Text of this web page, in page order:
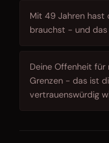
Mit 49 Jahren hast
brauchst - und das
Deine Offenheit für
Grenzen - das ist
vertrauenswürdig